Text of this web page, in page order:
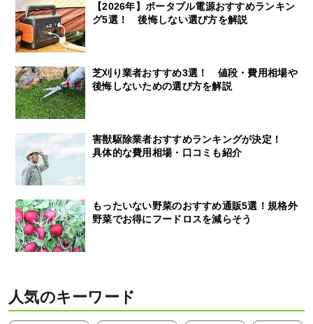
【2026年】ポータブル電源おすすめランキン
グ5選！ 後悔しない選び方を解説
芝刈り業者おすすめ3選！ 値段・費用相場や
後悔しないための選び方を解説
害獣駆除業者おすすめランキングが決定！
具体的な費用相場・口コミも紹介
もったいない野菜のおすすめ通販5選！規格外
野菜でお得にフードロスを減らそう
人気のキーワード